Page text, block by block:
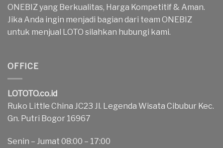
ONEBIZ yang Berkualitas, Harga Kompetitif & Aman.
Jika Anda ingin menjadi bagian dari team ONEBIZ
untuk menjual LOTO silahkan hubungi kami.
OFFICE
LOTOTO.co.id
Ruko Little China JC23 Jl. Legenda Wisata Cibubur Kec.
Gn. Putri Bogor 16967
Senin – Jumat 08:00 – 17:00